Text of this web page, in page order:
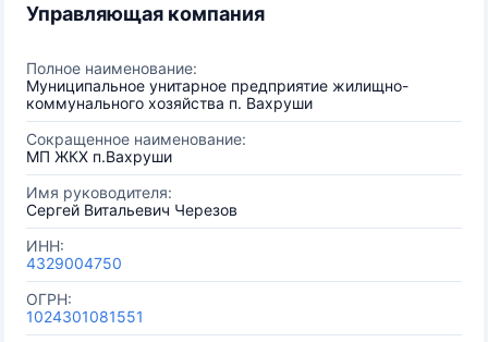
Управляющая компания
Полное наименование:
Муниципальное унитарное предприятие жилищно-
коммунального хозяйства п. Вахруши
Сокращенное наименование:
МП ЖКХ п.Вахруши
Имя руководителя:
Сергей Витальевич Черезов
ИНН:
4329004750
ОГРН:
1024301081551